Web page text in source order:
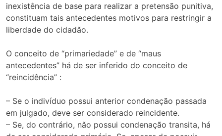
inexistência de base para realizar a pretensão punitiva,
constituam tais antecedentes motivos para restringir a
liberdade do cidadão.
O conceito de “primariedade” e de “maus
antecedentes” há de ser inferido do conceito de
“reincidência” :
– Se o indivíduo possui anterior condenação passada
em julgado, deve ser considerado reincidente.
– Se, do contrário, não possui condenação transita, há